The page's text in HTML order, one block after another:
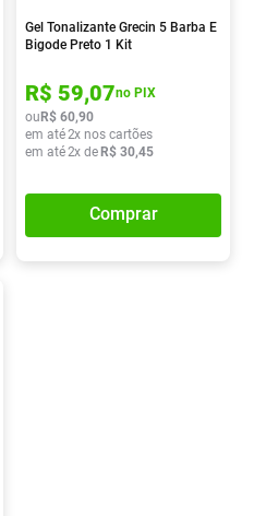
Gel Tonalizante Grecin 5 Barba E
Bigode Preto 1 Kit
R$ 59,07no PIX
ouR$ 60,90
em até2x nos cartões
em até2x deR$ 30,45
Comprar